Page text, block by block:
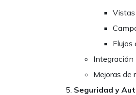
Flujos
Integración
Mejoras de
Seguridad y